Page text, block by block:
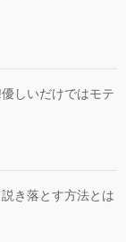
しいだけではモテ
き落とす方法とは